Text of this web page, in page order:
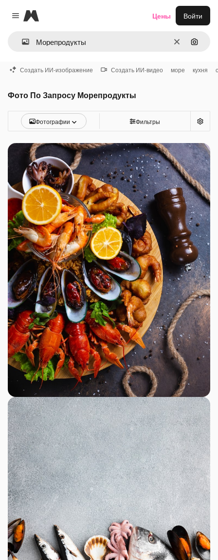
Close menu
Magnific
ОчиститьПоиск
Цены Войти
Создать ИИ-изображение Создать ИИ-видео море кухня
Фото По Запросу Морепродукты
Фотографии Фильтры